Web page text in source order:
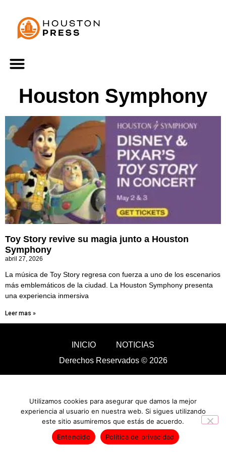
Houston Symphony
Toy Story revive su magia junto a Houston
Symphony
abril 27, 2026
La música de Toy Story regresa con fuerza a uno de los escenarios
más emblemáticos de la ciudad. La Houston Symphony presenta
una experiencia inmersiva
Leer mas »
INICIO
NOTICIAS
Derechos Reservados © 2026
Utilizamos cookies para asegurar que damos la mejor
experiencia al usuario en nuestra web. Si sigues utilizando
este sitio asumiremos que estás de acuerdo.
Entendido
Política de privacidad